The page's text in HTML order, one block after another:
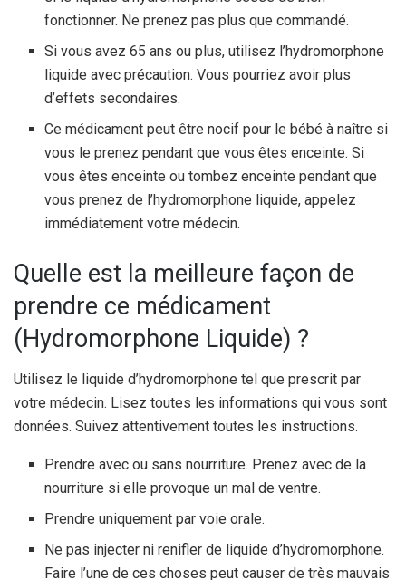
fonctionner. Ne prenez pas plus que commandé.
Si vous avez 65 ans ou plus, utilisez l’hydromorphone
liquide avec précaution. Vous pourriez avoir plus
d’effets secondaires.
Ce médicament peut être nocif pour le bébé à naître si
vous le prenez pendant que vous êtes enceinte. Si
vous êtes enceinte ou tombez enceinte pendant que
vous prenez de l’hydromorphone liquide, appelez
immédiatement votre médecin.
Quelle est la meilleure façon de
prendre ce médicament
(Hydromorphone Liquide) ?
Utilisez le liquide d’hydromorphone tel que prescrit par
votre médecin. Lisez toutes les informations qui vous sont
données. Suivez attentivement toutes les instructions.
Prendre avec ou sans nourriture. Prenez avec de la
nourriture si elle provoque un mal de ventre.
Prendre uniquement par voie orale.
Ne pas injecter ni renifler de liquide d’hydromorphone.
Faire l’une de ces choses peut causer de très mauvais